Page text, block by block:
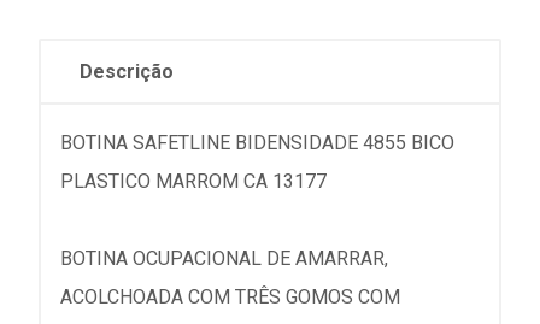
Descrição
BOTINA SAFETLINE BIDENSIDADE 4855 BICO
PLASTICO MARROM CA 13177
BOTINA OCUPACIONAL DE AMARRAR,
ACOLCHOADA COM TRÊS GOMOS COM